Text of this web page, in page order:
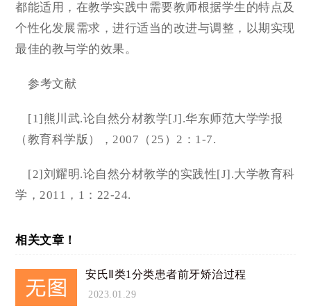
都能适用，在教学实践中需要教师根据学生的特点及
个性化发展需求，进行适当的改进与调整，以期实现
最佳的教与学的效果。
参考文献
[1]熊川武.论自然分材教学[J].华东师范大学学报
（教育科学版），2007（25）2：1-7.
[2]刘耀明.论自然分材教学的实践性[J].大学教育科
学，2011，1：22-24.
相关文章！
安氏Ⅱ类1分类患者前牙矫治过程
2023.01.29